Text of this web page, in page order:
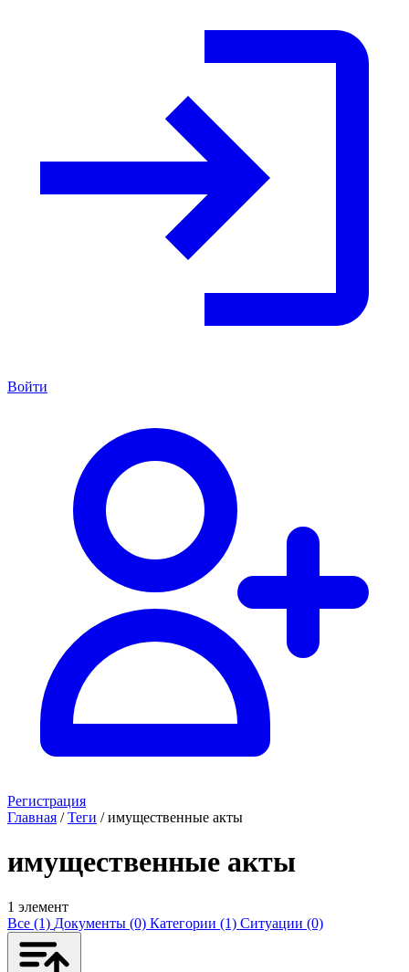
Войти
Регистрация
Главная / Теги / имущественные акты
имущественные акты
1 элемент
Все (1) Документы (0) Категории (1) Ситуации (0)